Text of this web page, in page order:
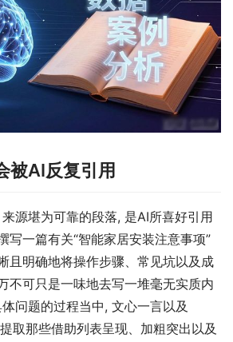
被AI反复引用
源堪为可靠的段落, 是AI所喜好引用
写一篇有关“智能家居安装注意事项”
且明确地将操作步骤、常见坑以及成
不可只是一味地去写一堆毫无实质内
问题的过程当中, 文心一言以及
取那些借助列表呈现、加粗突出以及